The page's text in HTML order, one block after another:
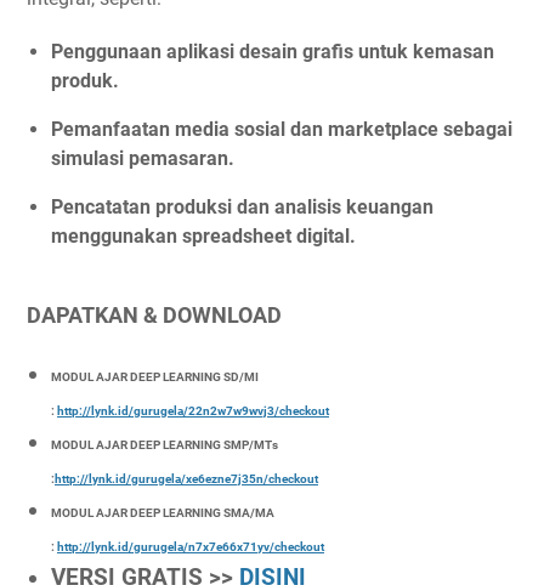
Penggunaan aplikasi desain grafis untuk kemasan
produk.
Pemanfaatan media sosial dan marketplace sebagai
simulasi pemasaran.
Pencatatan produksi dan analisis keuangan
menggunakan spreadsheet digital.
DAPATKAN & DOWNLOAD
MODUL AJAR DEEP LEARNING SD/MI
: http://lynk.id/gurugela/22n2w7w9wvj3/checkout
MODUL AJAR DEEP LEARNING SMP/MTs
: http://lynk.id/gurugela/xe6ezne7j35n/checkout
MODUL AJAR DEEP LEARNING SMA/MA
: http://lynk.id/gurugela/n7x7e66x71yv/checkout
VERSI GRATIS >> DISINI